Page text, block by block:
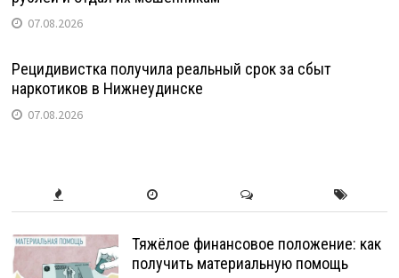
07.08.2026
Рецидивистка получила реальный срок за сбыт
наркотиков в Нижнеудинске
07.08.2026
Тяжёлое финансовое положение: как
получить материальную помощь